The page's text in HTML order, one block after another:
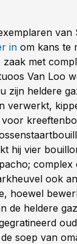
van
in om kans te
zaak met
Van Loo
zijn heldere
verwerkt,
hij vier
complex
ook
hoewel
de heldere
soep van